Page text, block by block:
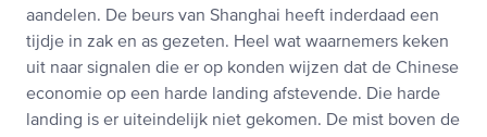
aandelen. De beurs van Shanghai heeft inderdaad een
tijdje in zak en as gezeten. Heel wat waarnemers keken
uit naar signalen die er op konden wijzen dat de Chinese
economie op een harde landing afstevende. Die harde
landing is er uiteindelijk niet gekomen. De mist boven de